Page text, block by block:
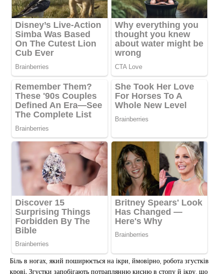
Біль в ногах, який поширюється на ікри, ймовірно, робота згустків
крові. Згустки запобігають потраплянню кисню в стопу й ікру, що